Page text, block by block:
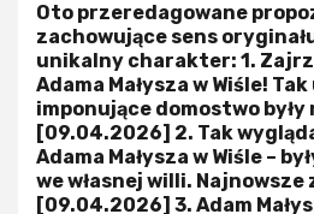
Oto przeredagowane
zachowujące sens
unikalny charakter: 1.
Adama Małysza w Wiśle!
imponujące domostwo
[09.04.2026] 2. Tak
Adama Małysza w Wiśle –
we własnej willi. Najnowsze
[09.04.2026] 3. Adam